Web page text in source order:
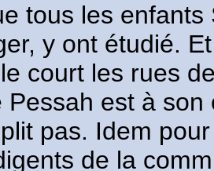
tous les
y ont étudié.
court les rues
Pessah est à
pas. Idem
de la